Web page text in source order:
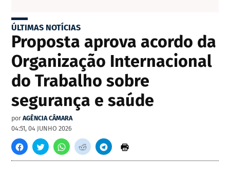
ÚLTIMAS NOTÍCIAS
Proposta aprova acordo da
Organização Internacional
do Trabalho sobre
segurança e saúde
por AGÊNCIA CÂMARA
04:51, 04 JUNHO 2026